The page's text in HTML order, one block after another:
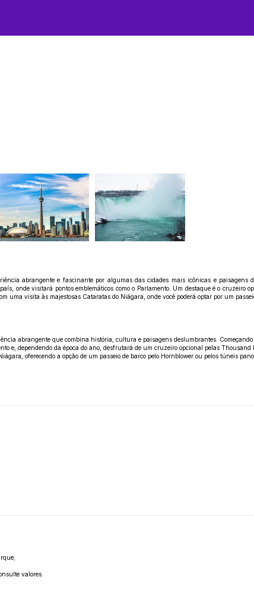
abrangente e fascinante por algumas das cidades mais icônicas e
onde visitará pontos emblemáticos como o Parlamento. Um destaque é o
uma visita às majestosas Cataratas do Niágara, onde você poderá optar por um
abrangente que combina história, cultura e paisagens deslumbrantes.
e, dependendo da época do ano, desfrutará de um cruzeiro opcional pelas
oferecendo a opção de um passeio de barco pelo Hornblower ou pelos túneis
valores.